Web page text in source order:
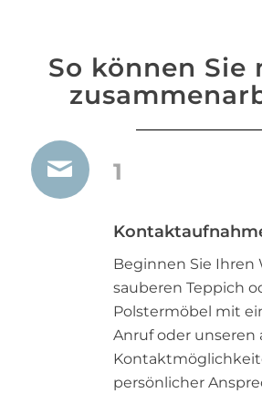
So können Sie
1
Beginnen Sie Ihren
sauberen Teppich
Polstermöbel mit
Anruf oder unseren
persönlicher